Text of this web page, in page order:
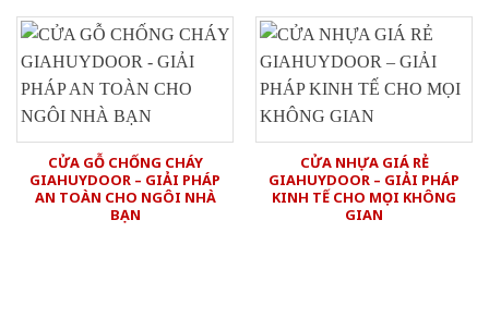
CỬA GỖ CHỐNG CHÁY
GIAHUYDOOR – GIẢI PHÁP
AN TOÀN CHO NGÔI NHÀ
BẠN
CỬA NHỰA GIÁ RẺ
GIAHUYDOOR – GIẢI PHÁP
KINH TẾ CHO MỌI KHÔNG
GIAN